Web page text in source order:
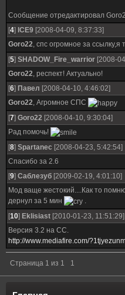
Сообщение отредактировал
[4] ICE9 [2008-04-09, 8:37:33]
Goro22, спс огромное за ссылку,я
[5] SHADOW_Fire_warrior [2008-
Goro22, респект! Актуально!
[6] Павел [2008-04-10, 4:46:02]
Goro22, Агромное СПС
[7] Goro22 [2008-04-10, 9:30:04]
Рад помочь!
[8] Spartanec [2008-04-23, 5:42:54]
Спасибо за 2.6
[9] Саблезуб [2009-02-19, 4:01:10]
Мод ваще жестокий....Как то
дернул за 5 мин
.
[10] Eklisiast [2010-01-23, 11:51:29]
Версия 3.2 на СС.
http://www.mediafire.com/
Страница 1 из 1 1